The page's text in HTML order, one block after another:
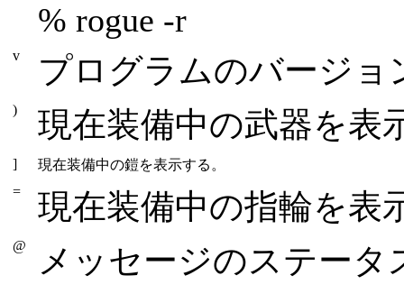
% rogue -r
v プログラムのバージョ
) 現在装備中の武器を表
]
現在装備中の鎧を表示する。
=
現在装備中の指輪を表
@ メッセージのステー